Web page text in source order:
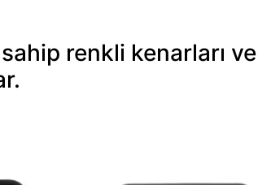
renkli kenarları ve